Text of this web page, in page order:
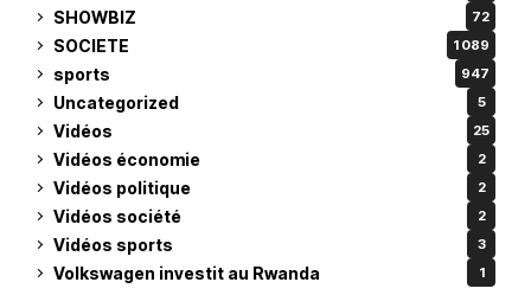
SHOWBIZ 72
SOCIETE 1 089
sports 947
Uncategorized 5
Vidéos 25
Vidéos économie 2
Vidéos politique 2
Vidéos société 2
Vidéos sports 3
Volkswagen investit au Rwanda 1